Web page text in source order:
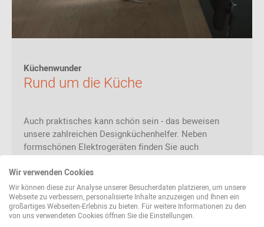
Küchenwunder
Rund um die Küche
Auch praktisches kann schön sein - das beweisen
unsere zahlreichen Designküchenhelfer. Neben
formschönen Elektrogeräten finden Sie auch
jetzt entdecken
Wir verwenden Cookies
Wir können diese zur Analyse unserer Besucherdaten platzieren, um unsere
Webseite zu verbessern, personalisierte Inhalte anzuzeigen und Ihnen ein
großartiges Webseiten-Erlebnis zu bieten. Für weitere Informationen zu den
von uns verwendeten Cookies öffnen Sie die Einstellungen.